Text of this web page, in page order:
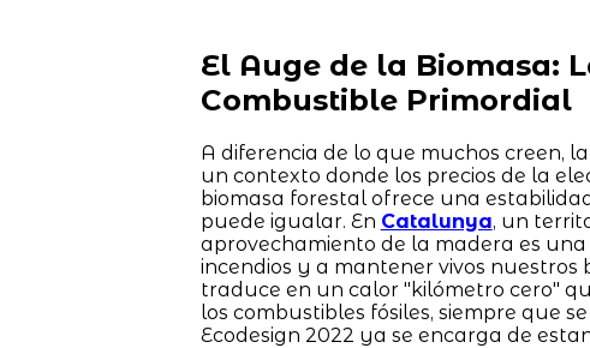
El Auge de la Biomasa:
Combustible Primordial
A diferencia de lo que muchos creen, la
un contexto donde los precios de la
biomasa forestal ofrece una
puede igualar. En Catalunya, un
aprovechamiento de la madera es
incendios y a mantener vivos nuestros
traduce en un calor "kilómetro cero"
los combustibles fósiles, siempre que
Ecodesign 2022 ya se encarga de